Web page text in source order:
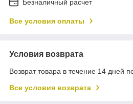
Безналичный расчет
Все условия оплаты
Условия возврата
Возврат товара в течение 14 дней
Все условия возврата